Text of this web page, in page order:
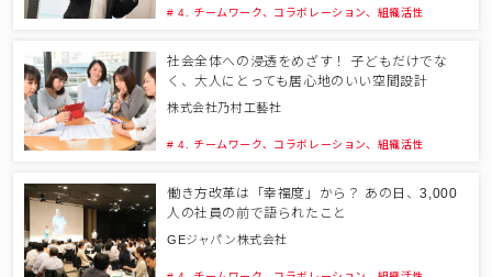
# 4. チームワーク、コラボレーション、組織活性
社会全体への浸透をめざす！ 子どもだけでな
く、大人にとっても居心地のいい空間設計
株式会社乃村工藝社
# 4. チームワーク、コラボレーション、組織活性
働き方改革は「幸福度」から？ あの日、3,000
人の社員の前で語られたこと
GEジャパン株式会社